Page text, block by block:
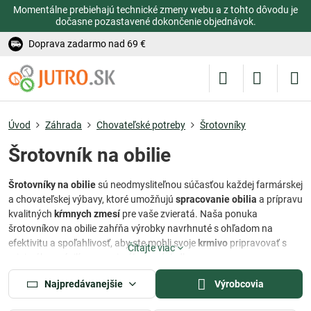
Momentálne prebiehajú technické zmeny webu a z tohto dôvodu je
dočasne pozastavené dokončenie objednávok.
Doprava zadarmo nad 69 €
Úvod Záhrada Chovateľské potreby Šrotovníky
Šrotovník na obilie
Šrotovníky na obiliesú neodmysliteľnou súčasťou každej farmárskej
a chovateľskej výbavy, ktoré umožňujú spracovanie obilia a prípravu
kvalitných kŕmnych zmesípre vaše zvieratá. Naša ponuka
šrotovníkov na obilie zahŕňa výrobky navrhnuté s ohľadom na
efektivitu a spoľahlivosť, aby ste mohli svoje krmivo pripravovať s
Šrotovníkna kvalitnéšrotovanie obilia
zabezpečuje jemné
spracovanie zrnových plodín, čím zaručujú, že krmivo bude ľahko
Čítajte viac
Najpredávanejšie Výrobcovia